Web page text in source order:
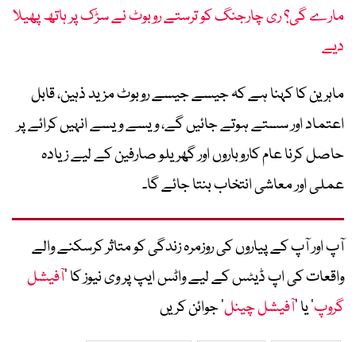
مارے گی؟ ری چارجنگ کو ترستے روبوٹ نے سڑک پر ہاتھ پھیلا
دیے
ماہرین کا کہنا ہے کہ جیسے جیسے روبوٹ مزید ذہین، قابل
اعتماد اور سستے ہوتے جائیں گے، ویسے ویسے انہیں کرائے پر
حاصل کرنا عام کاروباروں اور گھریلو صارفین کے لیے زیادہ
عملی اور معاشی انتخاب بنتا جائے گا۔
آپ اور آپ کے پیاروں کی روزمرہ زندگی کو متاثر کرسکنے والے
واقعات کی اپ ڈیٹس کے لیے واٹس ایپ پر وی نیوز کا ’آفیشل
گروپ‘ یا ’آفیشل چینل‘ جوائن کریں